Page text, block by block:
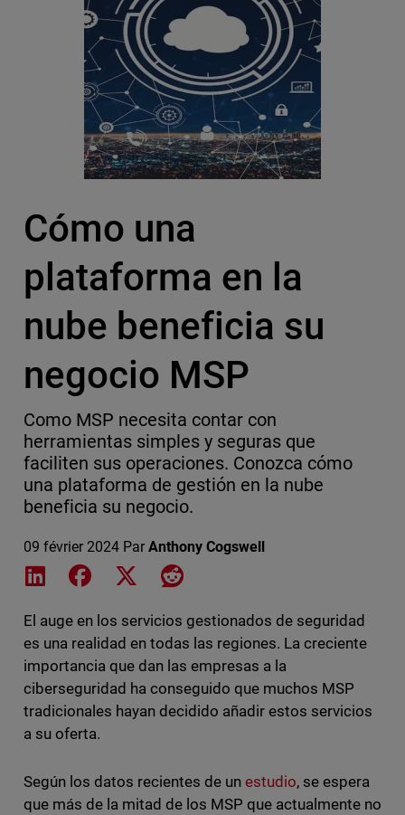
Cómo una
plataforma en la
nube beneficia su
negocio MSP
Como MSP necesita contar con
herramientas simples y seguras que
faciliten sus operaciones. Conozca cómo
una plataforma de gestión en la nube
beneficia su negocio.
09 février 2024 Par Anthony Cogswell
Share on LinkedIn
Share on Facebook
Share on XShare on Reddit
El auge en los servicios gestionados de seguridad
es una realidad en todas las regiones. La creciente
importancia que dan las empresas a la
ciberseguridad ha conseguido que muchos MSP
tradicionales hayan decidido añadir estos servicios
a su oferta.
Según los datos recientes de unestudio, se espera
que más de la mitad de los MSP que actualmente no